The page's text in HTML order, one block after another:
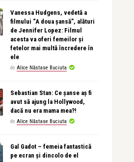
Vanessa Hudgens, vedetă a
filmului “A doua șansă”, alături
de Jennifer Lopez: Filmul
acesta va oferi femeilor și
fetelor mai multă încredere în
ele
de Alice Năstase Buciuta
Sebastian Stan: Ce șanse aș fi
avut să ajung la Hollywood,
dacă nu era mama mea?!
de Alice Năstase Buciuta
Gal Gadot – femeia fantastică
pe ecran și dincolo de el